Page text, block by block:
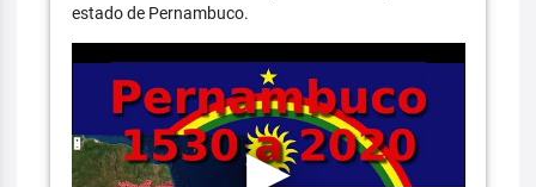
estado de Pernambuco.